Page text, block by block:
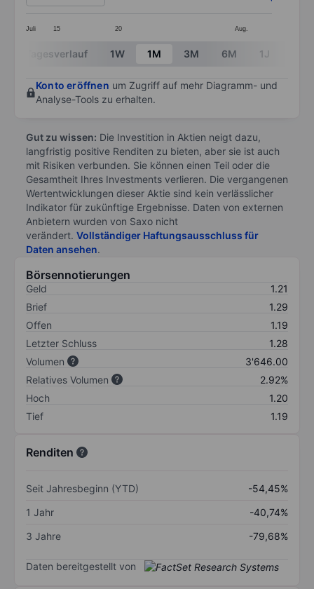
Juli 15 20 Aug.
End of interactive chart.
Tagesverlauf 1W 1M 3M 6M 1J
Konto eröffnen um Zugriff auf mehr Diagramm- und
Analyse-Tools zu erhalten.
Gut zu wissen: Die Investition in Aktien neigt dazu,
langfristig positive Renditen zu bieten, aber sie ist auch
mit Risiken verbunden. Sie können einen Teil oder die
Gesamtheit Ihres Investments verlieren. Die vergangenen
Wertentwicklungen dieser Aktie sind kein verlässlicher
Indikator für zukünftige Ergebnisse. Daten von externen
Anbietern wurden von Saxo nicht
verändert. Vollständiger Haftungsausschluss für
Daten ansehen.
Börsennotierungen
Geld
1.21
Brief
1.29
Offen
1.19
Letzter Schluss
1.28
Volumen
3'646.00
Relatives Volumen
2.92%
Hoch
1.20
Tief
1.19
Renditen
Seit Jahresbeginn (YTD)
-54,45%
1 Jahr
-40,74%
3 Jahre
-79,68%
Daten bereitgestellt von